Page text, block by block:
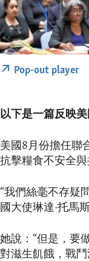
Pop-out player
以下是一篇反映
美國8月份擔任聯
抗擊糧食不安全與
“我們絲毫不存疑
國大使琳達·托馬
她說：“但是，要
對滋生飢餓，戰